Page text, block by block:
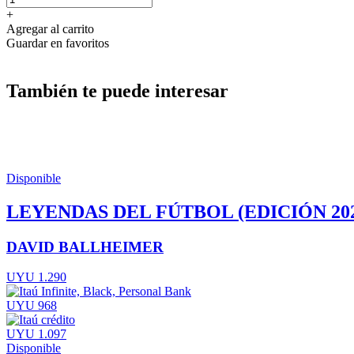
+
Agregar al carrito
Guardar en favoritos
También te puede interesar
Disponible
LEYENDAS DEL FÚTBOL (EDICIÓN
DAVID BALLHEIMER
UYU 1.290
UYU 968
UYU 1.097
Disponible